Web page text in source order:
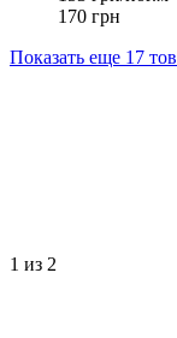
170 грн
Показать еще 17
1 из 2